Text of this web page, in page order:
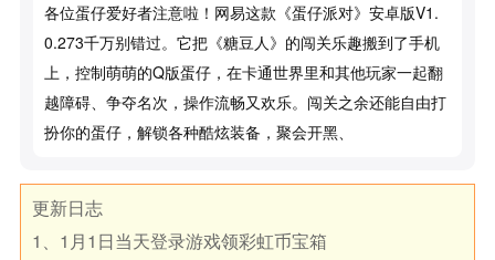
各位蛋仔爱好者注意啦！网易这款《蛋仔派对》安卓版v1.
0.273千万别错过。它把《糖豆人》的闯关乐趣搬到了手机
上，控制萌萌的Q版蛋仔，在卡通世界里和其他玩家一起翻
越障碍、争夺名次，操作流畅又欢乐。闯关之余还能自由打
扮你的蛋仔，解锁各种酷炫装备，聚会开黑、
更新日志
1、1月1日当天登录游戏领彩虹币宝箱